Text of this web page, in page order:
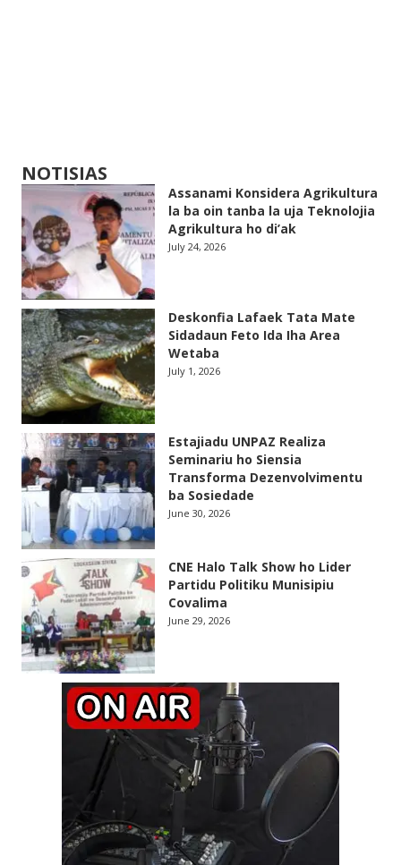
NOTISIAS
Assanami Konsidera Agrikultura
la ba oin tanba la uja Teknolojia
Agrikultura ho di’ak
July 24, 2026
Deskonfia Lafaek Tata Mate
Sidadaun Feto Ida Iha Area
Wetaba
July 1, 2026
Estajiadu UNPAZ Realiza
Seminariu ho Siensia
Transforma Dezenvolvimentu
ba Sosiedade
June 30, 2026
CNE Halo Talk Show ho Lider
Partidu Politiku Munisipiu
Covalima
June 29, 2026